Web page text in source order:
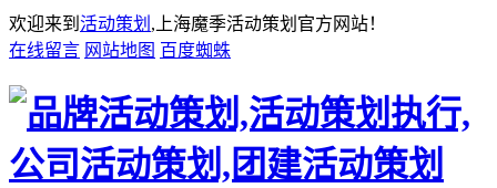
欢迎来到 活动策划 ,上海魔季活动策划官方网站！
在线留言 网站地图 百度蜘蛛